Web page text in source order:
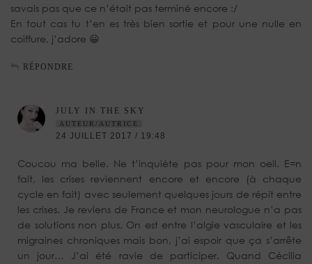
savais pas que ce n’était pas terminé encore :/
En tout cas tu t’en es très bien sortie et pour une nulle en
coiffure, j’adore 😀
RÉPONDRE
JULY IN THE SKY
AUTEUR/AUTRICE
24 JUILLET 2017 / 19:48
Coucou ma belle. Ne t’inquiète pas pour mon oeil. E=n
fait, les crises reviennent encore et encore (à chaque
cycle en fait) avec seulement quelques jours de répit entre
les crises. Je reviens de France et mon neurologue n’a pas
de solutions non plus. On est entre l’algie vasculaire et les
migraines chroniques mais bon, j’ai espoir que ça s’arrête
un jour… J’ai été ravie de participer. Quand Cécilia